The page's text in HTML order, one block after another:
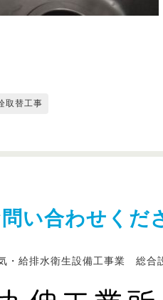
取替工事
い合わせくだ
・給排水衛生設備工事業 総合